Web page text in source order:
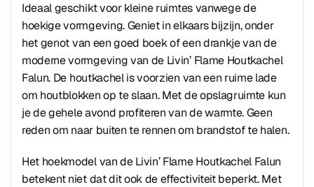
Ideaal geschikt voor kleine ruimtes vanwege de
hoekige vormgeving. Geniet in elkaars bijzijn, onder
het genot van een goed boek of een drankje van de
moderne vormgeving van de Livin’ Flame Houtkachel
Falun. De houtkachel is voorzien van een ruime lade
om houtblokken op te slaan. Met de opslagruimte kun
je de gehele avond profiteren van de warmte. Geen
reden om naar buiten te rennen om brandstof te halen.
Het hoekmodel van de Livin’ Flame Houtkachel Falun
betekent niet dat dit ook de effectiviteit beperkt. Met